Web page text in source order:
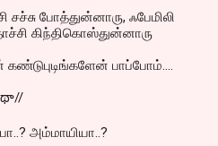
சச்சு போத்துன்னாரு, ஃபேமிலி
கிந்திகொஸ்துன்னாரு
பாப்போம்....
அம்மாயியா..?